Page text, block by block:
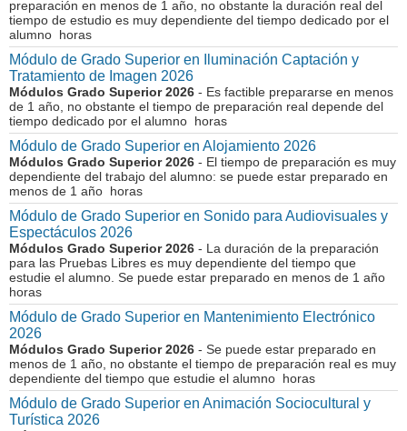
preparación en menos de 1 año, no obstante la duración real del
tiempo de estudio es muy dependiente del tiempo dedicado por el
alumno horas
Módulo de Grado Superior en Iluminación Captación y
Tratamiento de Imagen 2026
Módulos Grado Superior 2026 - Es factible prepararse en menos
de 1 año, no obstante el tiempo de preparación real depende del
tiempo dedicado por el alumno horas
Módulo de Grado Superior en Alojamiento 2026
Módulos Grado Superior 2026 - El tiempo de preparación es muy
dependiente del trabajo del alumno: se puede estar preparado en
menos de 1 año horas
Módulo de Grado Superior en Sonido para Audiovisuales y
Espectáculos 2026
Módulos Grado Superior 2026 - La duración de la preparación
para las Pruebas Libres es muy dependiente del tiempo que
estudie el alumno. Se puede estar preparado en menos de 1 año
horas
Módulo de Grado Superior en Mantenimiento Electrónico
2026
Módulos Grado Superior 2026 - Se puede estar preparado en
menos de 1 año, no obstante el tiempo de preparación real es muy
dependiente del tiempo que estudie el alumno horas
Módulo de Grado Superior en Animación Sociocultural y
Turística 2026